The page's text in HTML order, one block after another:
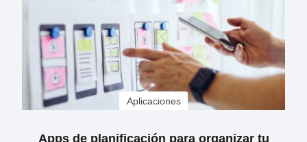
Aplicaciones
Apps de planificación para organizar tu